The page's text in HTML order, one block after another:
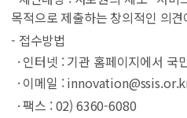
목적으로 제출하는 창의적인 의
- 접수방법
· 인터넷 : 기관 홈페이지에서 국
· 이메일 :
· 팩스 : 02) 6360-6080